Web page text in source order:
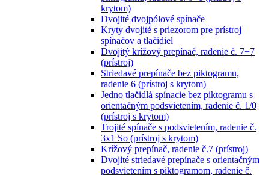
krytom)
Dvojité dvojpólové spínače
Kryty dvojité s priezorom pre prístroj
spínačov a tlačidiel
Dvojitý krížový prepínač, radenie č. 7+7
(prístroj)
Striedavé prepínače bez piktogramu,
radenie 6 (prístroj s krytom)
Jedno tlačidlá spínacie bez piktogramu s
orientačným podsvietením, radenie č. 1/0
(prístroj s krytom)
Trojité spínače s podsvietením, radenie č.
3x1 So (prístroj s krytom)
Krížový prepínač, radenie č.7 (prístroj)
Dvojité striedavé prepínače s orientačným
podsvietením s piktogramom, radenie č.